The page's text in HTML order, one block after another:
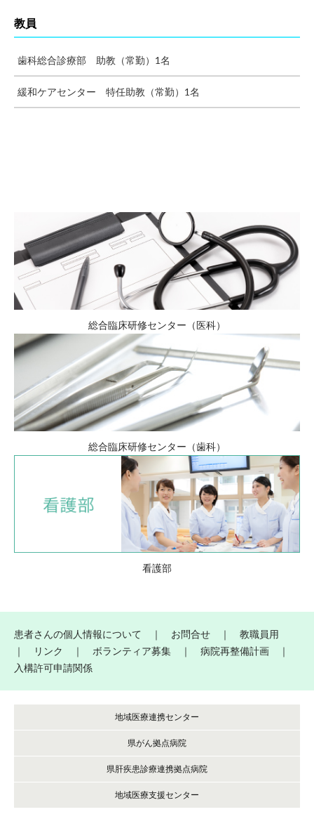
教員
歯科総合診療部 助教（常勤）1名
緩和ケアセンター 特任助教（常勤）1名
総合臨床研修センター（医科）
総合臨床研修センター（歯科）
看護部
患者さんの個人情報について ｜ お問合せ ｜ 教職員用
｜
リンク ｜ ボランティア募集 ｜ 病院再整備計画 ｜
入構許可申請関係
地域医療連携センター
県がん拠点病院
県肝疾患診療連携拠点病院
地域医療支援センター